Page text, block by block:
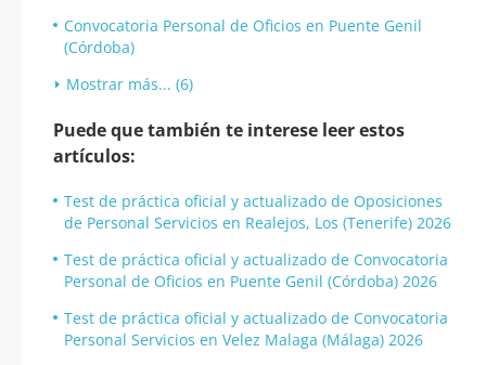
Convocatoria Personal de Oficios en Puente Genil
(Córdoba)
Mostrar más... (6)
Puede que también te interese leer estos
artículos:
Test de práctica oficial y actualizado de Oposiciones
de Personal Servicios en Realejos, Los (Tenerife) 2026
Test de práctica oficial y actualizado de Convocatoria
Personal de Oficios en Puente Genil (Córdoba) 2026
Test de práctica oficial y actualizado de Convocatoria
Personal Servicios en Velez Malaga (Málaga) 2026